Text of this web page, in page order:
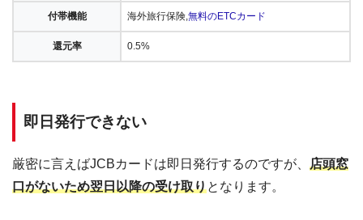
付帯機能 海外旅行保険,無料のETCカード
還元率 0.5%
即日発行できない
厳密に言えばJCBカードは即日発行するのですが、 店頭窓
口がないため翌日以降の受け取りとなります。